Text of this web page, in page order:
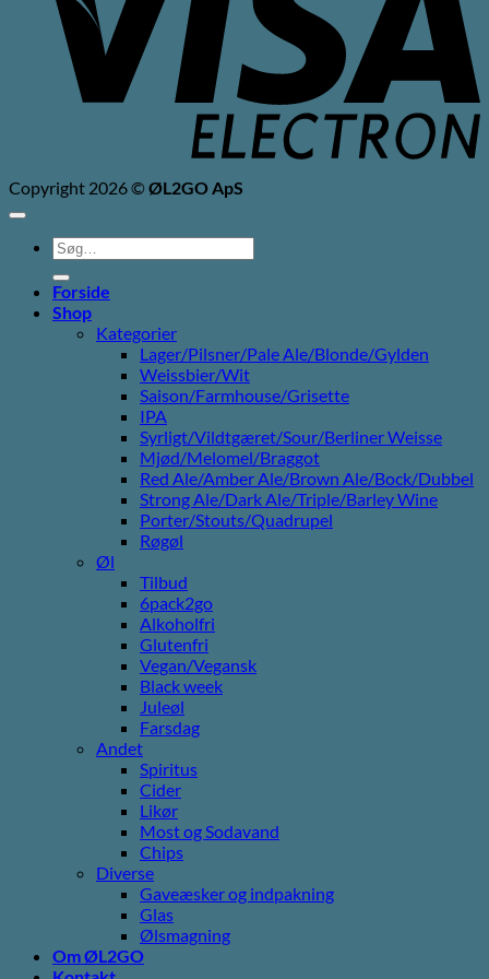
Copyright 2026 ©ØL2GO ApS
Søg
efter:
Forside
Shop
Kategorier
Lager/Pilsner/Pale Ale/Blonde/Gylden
Weissbier/Wit
Saison/Farmhouse/Grisette
IPA
Syrligt/Vildtgæret/Sour/Berliner Weisse
Mjød/Melomel/Braggot
Red Ale/Amber Ale/Brown Ale/Bock/Dubbel
Strong Ale/Dark Ale/Triple/Barley Wine
Porter/Stouts/Quadrupel
Røgøl
Øl
Tilbud
6pack2go
Alkoholfri
Glutenfri
Vegan/Vegansk
Black week
Juleøl
Farsdag
Andet
Spiritus
Cider
Likør
Most og Sodavand
Chips
Diverse
Gaveæsker og indpakning
Glas
Ølsmagning
Om ØL2GO